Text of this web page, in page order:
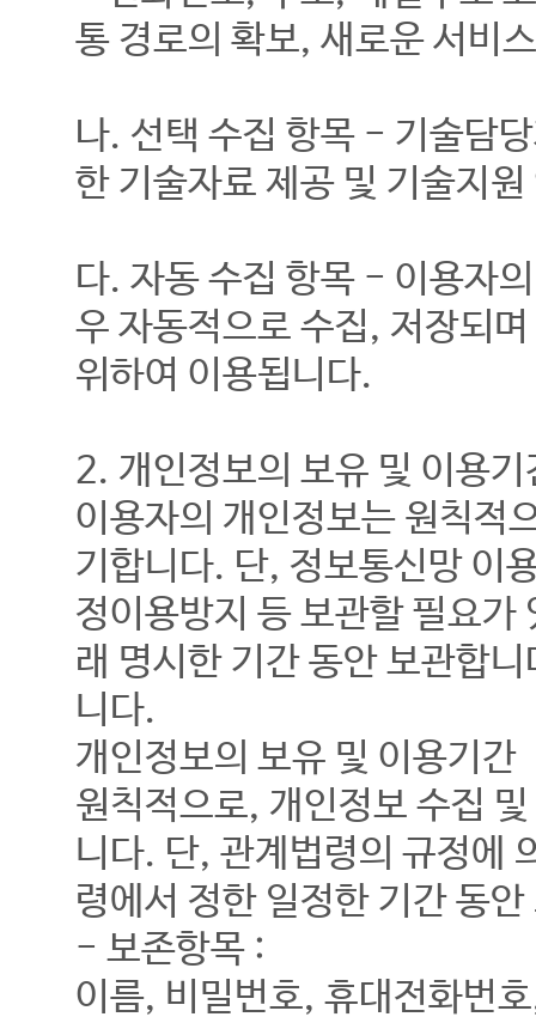
통 경로의 확보, 새로운 서비
나. 선택 수집 항목 - 기술담
한 기술자료 제공 및 기술지
다. 자동 수집 항목 - 이용자
우 자동적으로 수집, 저장되
위하여 이용됩니다.
2. 개인정보의 보유 및 이용기
이용자의 개인정보는 원칙적
기합니다. 단, 정보통신망 이
정이용방지 등 보관할 필요가
래 명시한 기간 동안 보관합
니다.
개인정보의 보유 및 이용기간
원칙적으로, 개인정보 수집
니다. 단, 관계법령의 규정에
령에서 정한 일정한 기간 동
- 보존항목 :
이름, 비밀번호, 휴대전화번